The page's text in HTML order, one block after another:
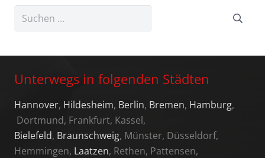
Unterwegs in folgenden Städten
Hannover, Hildesheim, Berlin, Bremen, Hamburg,
Dortmund, Frankfurt, Kassel,
Bielefeld, Braunschweig, Münster, Düsseldorf,
Hemmingen, Laatzen, Rethen, Pattensen,